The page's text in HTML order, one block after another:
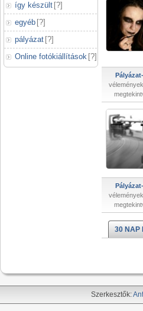
így készült [?]
egyéb [?]
pályázat [?]
Online fotókiállítások [?]
30 NAP
Szerkesztők: